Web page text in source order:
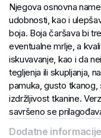
Njegova osnovna
udobnosti, kao i
boja. Boja čaršava bi
eventualne mrlje, a
iskuvavanje, kao i da
tegljenja ili skupljanja,
pamuka, gusto
izdržljivost tkanine.
savršeno se
Dodatne informacije